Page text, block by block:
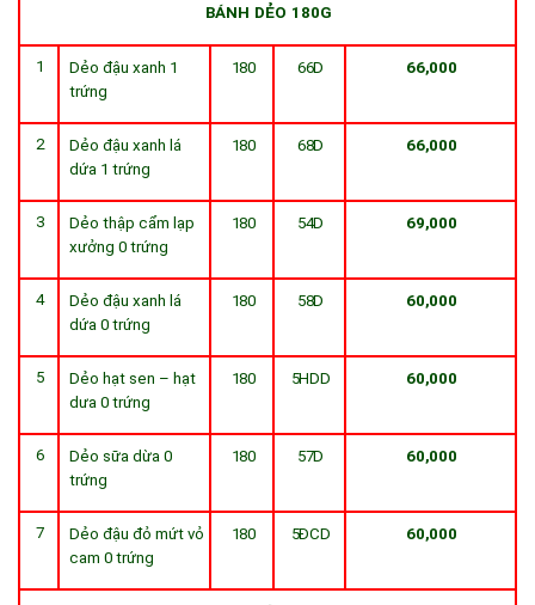
BÁNH DẺO 180G
1
Dẻo đậu xanh 1
trứng
180 66D 66,000
2
Dẻo đậu xanh lá
dứa 1 trứng
180 68D 66,000
3
Dẻo thập cẩm lạp
xưởng 0 trứng
180 54D 69,000
4
Dẻo đậu xanh lá
dứa 0 trứng
180 58D 60,000
5
Dẻo hạt sen – hạt
dưa 0 trứng
180 5HDD 60,000
6
Dẻo sữa dừa 0
trứng
180 57D 60,000
7
Dẻo đậu đỏ mứt vỏ
cam 0 trứng
180 5ĐCD 60,000